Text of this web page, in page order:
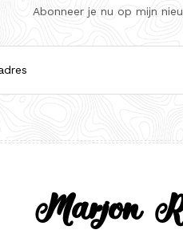
Abonneer je nu op mijn
Marjon